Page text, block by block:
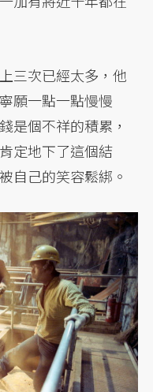
三次已經太多，他
願一點一點慢慢
是個不祥的積累，
定地下了這個結
自己的笑容鬆綁。